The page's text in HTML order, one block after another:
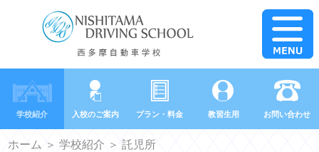
学校紹介 入校のご案内 プラン・料金 教習生用 お問い合わせ
ホーム ＞学校紹介 ＞ 託児所